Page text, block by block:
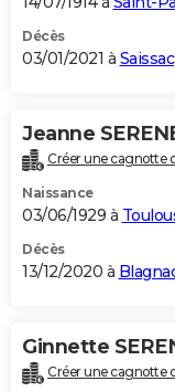
Décès
03/01/2021 à Saissac
Jeanne
Créer une cagnotte
Naissance
03/06/1929 à
Décès
13/12/2020 à
Ginnette
Créer une cagnotte